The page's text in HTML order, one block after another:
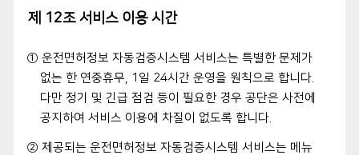
제 12조 서비스 이용 시간
① 운전면허정보 자동검증시스템 서비스는 특별한 문제가
없는 한 연중휴무, 1일 24시간 운영을 원칙으로 합니다.
다만 정기 및 긴급 점검 등이 필요한 경우 공단은 사전에
공지하여 서비스 이용에 차질이 없도록 합니다.
② 제공되는 운전면허정보 자동검증시스템 서비스는 메뉴